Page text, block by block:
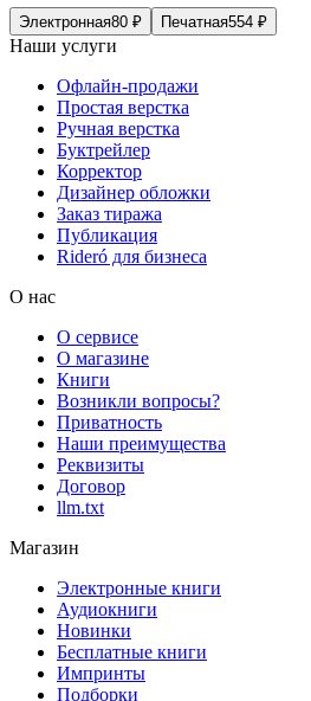
Электронная80 ₽ Печатная554 ₽
Наши услуги
Офлайн-продажи
Простая верстка
Ручная верстка
Буктрейлер
Корректор
Дизайнер обложки
Заказ тиража
Публикация
Rideró для бизнеса
О нас
О сервисе
О магазине
Книги
Возникли вопросы?
Приватность
Наши преимущества
Реквизиты
Договор
llm.txt
Магазин
Электронные книги
Аудиокниги
Новинки
Бесплатные книги
Импринты
Подборки